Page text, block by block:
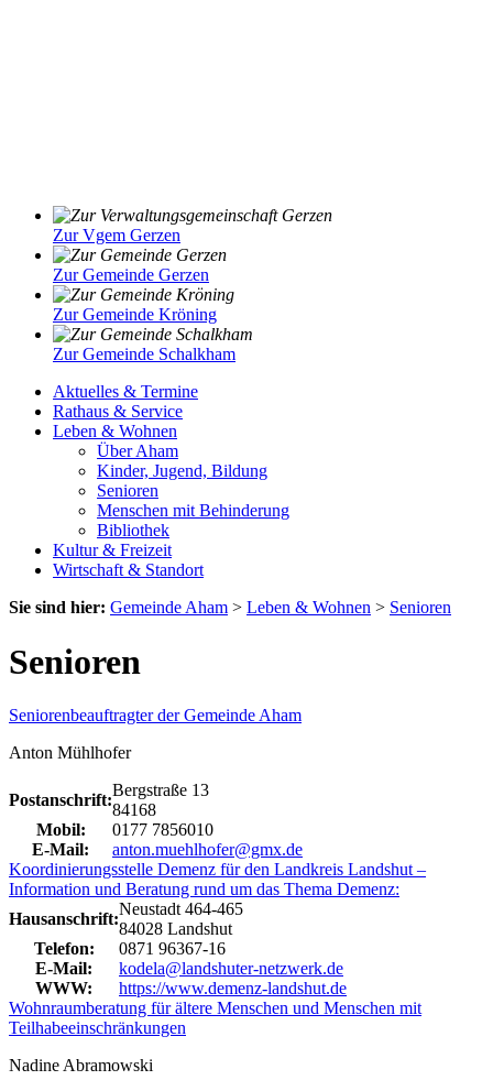
Zur Vgem Gerzen
Zur Gemeinde Gerzen
Zur Gemeinde Kröning
Zur Gemeinde Schalkham
Aktuelles & Termine
Rathaus & Service
Leben & Wohnen
Über Aham
Kinder, Jugend, Bildung
Senioren
Menschen mit Behinderung
Bibliothek
Kultur & Freizeit
Wirtschaft & Standort
Sie sind hier: Gemeinde Aham > Leben & Wohnen > Senioren
Senioren
Seniorenbeauftragter der Gemeinde Aham
Anton Mühlhofer
Postanschrift:
Bergstraße 13
84168
Mobil:
0177 7856010
E-Mail:
anton.muehlhofer@gmx.de
Koordinierungsstelle Demenz für den Landkreis Landshut –
Information und Beratung rund um das Thema Demenz:
Hausanschrift:
Neustadt 464-465
84028 Landshut
Telefon:
0871 96367-16
E-Mail:
kodela@landshuter-netzwerk.de
WWW:
https://www.demenz-landshut.de
Wohnraumberatung für ältere Menschen und Menschen mit
Teilhabeeinschränkungen
Nadine Abramowski